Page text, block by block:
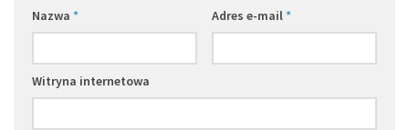
Nazwa * Adres e-mail*
Witryna internetowa